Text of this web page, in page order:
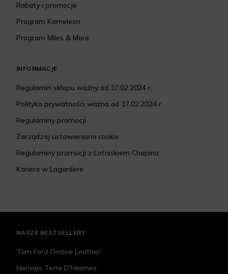
Rabaty i promocje
Program Kameleon
Program Miles & More
INFORMACJE
Regulamin sklepu ważny od 17.02.2024 r.
Polityka prywatności ważna od 17.02.2024 r.
Regulaminy promocji
Zarządzaj ustawieniami cookie
Regulaminy promocji z Lotniskiem Chopina
Kariera w Lagardere
NASZE BESTSELLERY
Tom Ford Ombre Leather
Hermes Terre D'Hermes